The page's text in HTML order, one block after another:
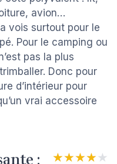
avion…
vois surtout pour le
Pour le camping ou
pas la plus
Donc pour
d’intérieur pour
vrai accessoire
★★★★★
★★★★★